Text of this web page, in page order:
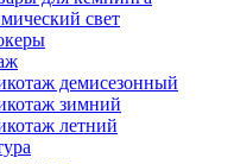
свет
демисезонный
зимний
летний